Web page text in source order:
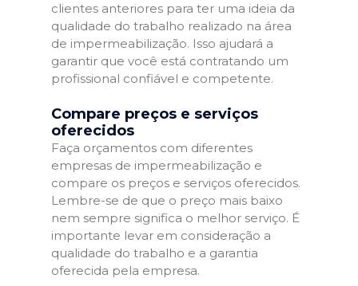
clientes anteriores para ter uma ideia da
qualidade do trabalho realizado na área
de impermeabilização. Isso ajudará a
garantir que você está contratando um
profissional confiável e competente.
Compare preços e serviços
oferecidos
Faça orçamentos com diferentes
empresas de impermeabilização e
compare os preços e serviços oferecidos.
Lembre-se de que o preço mais baixo
nem sempre significa o melhor serviço. É
importante levar em consideração a
qualidade do trabalho e a garantia
oferecida pela empresa.